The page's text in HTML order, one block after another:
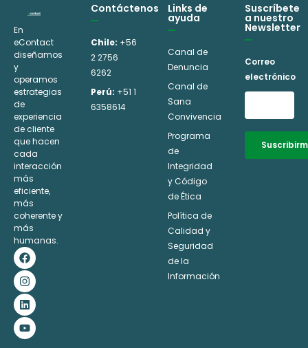
En
eContact
diseñamos
y
operamos
estrategias
de
experiencia
de cliente
que hacen
cada
interacción
más
eficiente,
más
coherente y
más
humanas.
F
a
c
e
b
o
o
k
I
n
s
t
a
g
r
a
m
L
i
n
k
e
d
i
n
Y
o
u
t
u
b
e
Contáctenos
Chile: +56
2 2756
6262
Perú: +51 1
6358614
Links de
ayuda
Canal de
Denuncia
Canal de
Sana
Convivencia
Programa
de
Integridad
y Código
de Ética
Política de
Calidad y
Seguridad
de la
Información
Suscríbete
a nuestro
Newsletter
Correo
electrónico